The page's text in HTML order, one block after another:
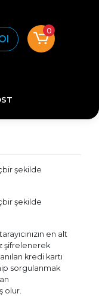
0
şekilde
şekilde
en alt
şifrelenerek
kredi kartı
sorgulanmak
olur.